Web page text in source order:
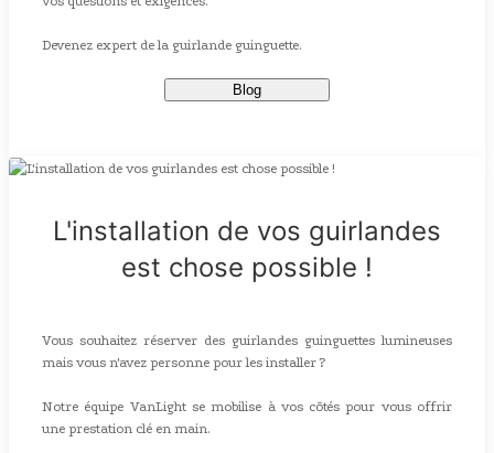
Devenez expert de la guirlande guinguette.
Blog
L'installation de vos guirlandes
est chose possible !
Vous souhaitez réserver des guirlandes guinguettes lumineuses
mais vous n'avez personne pour les installer ?
Notre équipe VanLight se mobilise à vos côtés pour vous offrir
une prestation clé en main.